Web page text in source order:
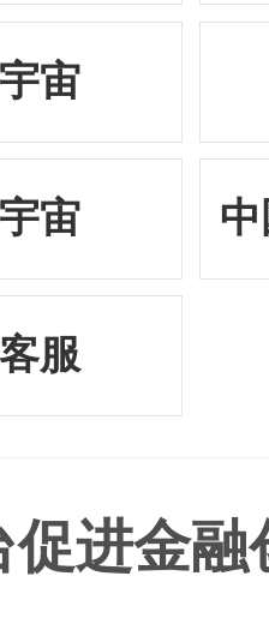
宙
宙
服
促进金融